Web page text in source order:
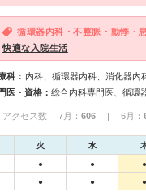
循環器内科・不整脈・動悸・
快適な入院生活
科： 内科、循環器内科、消化器内
医・資格：
アクセス数 7月： 606 | 6月：
火 水
● ● ●
● ● ●